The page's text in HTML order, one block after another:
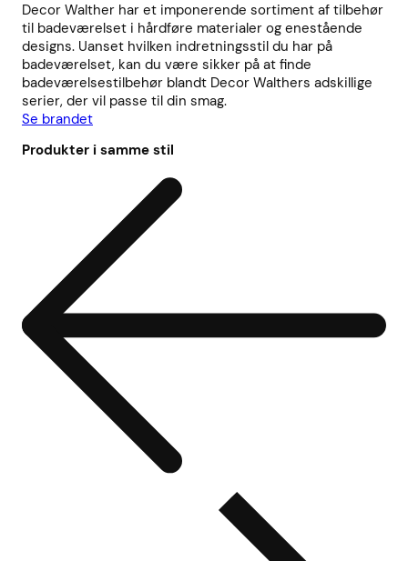
Decor Walther har et imponerende sortiment af tilbehør
til badeværelset i hårdføre materialer og enestående
designs. Uanset hvilken indretningsstil du har på
badeværelset, kan du være sikker på at finde
badeværelsestilbehør blandt Decor Walthers adskillige
serier, der vil passe til din smag.
Se brandet
Produkter i samme stil